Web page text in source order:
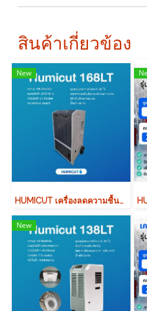
สินค้าเกี่ยวข้อง
New
HUMICUT เครื่องลดความชื้นอุตสาหกรรม รุ่น Humicut 168LT มีถังเก็บน้ำ
New